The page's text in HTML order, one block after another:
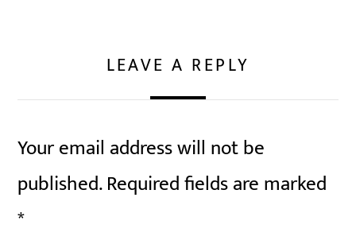
LEAVE A REPLY
Your email address will not be
published.Required fields are marked
*